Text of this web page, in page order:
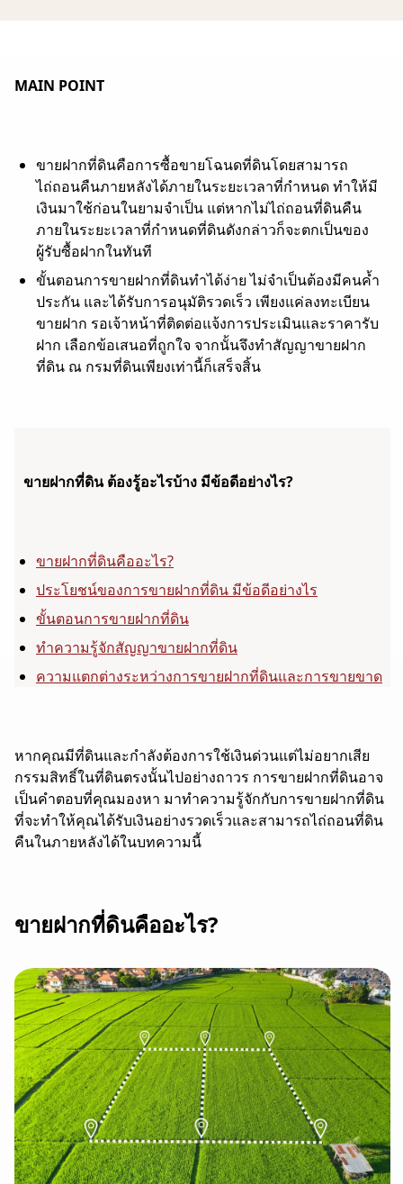
MAIN POINT
ขายฝากที่ดินคือการซื้อขายโฉนดที่ดินโดยสามารถ
ไถ่ถอนคืนภายหลังได้ภายในระยะเวลาที่กำหนด ทำให้มี
เงินมาใช้ก่อนในยามจำเป็น แต่หากไม่ไถ่ถอนที่ดินคืน
ภายในระยะเวลาที่กำหนดที่ดินดังกล่าวก็จะตกเป็นของ
ผู้รับซื้อฝากในทันที
ขั้นตอนการขายฝากที่ดินทำได้ง่าย ไม่จำเป็นต้องมีคนค้ำ
ประกัน และได้รับการอนุมัติรวดเร็ว เพียงแค่ลงทะเบียน
ขายฝาก รอเจ้าหน้าที่ติดต่อแจ้งการประเมินและราคารับ
ฝาก เลือกข้อเสนอที่ถูกใจ จากนั้นจึงทำสัญญาขายฝาก
ที่ดิน ณ กรมที่ดินเพียงเท่านี้ก็เสร็จสิ้น
ขายฝากที่ดิน ต้องรู้อะไรบ้าง มีข้อดีอย่างไร?
ขายฝากที่ดินคืออะไร?
ประโยชน์ของการขายฝากที่ดิน มีข้อดีอย่างไร
ขั้นตอนการขายฝากที่ดิน
ทำความรู้จักสัญญาขายฝากที่ดิน
ความแตกต่างระหว่างการขายฝากที่ดินและการขายขาด
หากคุณมีที่ดินและกำลังต้องการใช้เงินด่วนแต่ไม่อยากเสีย
กรรมสิทธิ์ในที่ดินตรงนั้นไปอย่างถาวร การขายฝากที่ดินอาจ
เป็นคำตอบที่คุณมองหา มาทำความรู้จักกับการขายฝากที่ดิน
ที่จะทำให้คุณได้รับเงินอย่างรวดเร็วและสามารถไถ่ถอนที่ดิน
คืนในภายหลังได้ในบทความนี้
ขายฝากที่ดินคืออะไร?